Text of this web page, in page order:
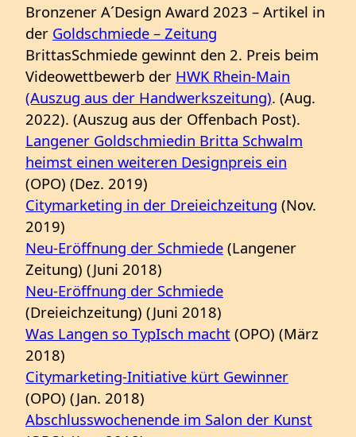
Bronzener A´Design Award 2023 – Artikel in
der Goldschmiede – Zeitung
BrittasSchmiede gewinnt den 2. Preis beim
Videowettbewerb der HWK Rhein-Main
(Auszug aus der Handwerkszeitung). (Aug.
2022). (Auszug aus der Offenbach Post).
Langener Goldschmiedin Britta Schwalm
heimst einen weiteren Designpreis ein
(OPO) (Dez. 2019)
Citymarketing in der Dreieichzeitung (Nov.
2019)
Neu-Eröffnung der Schmiede (Langener
Zeitung) (Juni 2018)
Neu-Eröffnung der Schmiede
(Dreieichzeitung) (Juni 2018)
Was Langen so TypIsch macht (OPO) (März
2018)
Citymarketing-Initiative kürt Gewinner
(OPO) (Jan. 2018)
Abschlusswochenende im Salon der Kunst